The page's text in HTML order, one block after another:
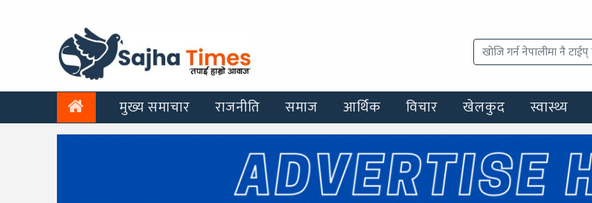
मुख्य समाचार राजनीति समाज आर्थिक विचार खेलकुद स्वास्थ्य